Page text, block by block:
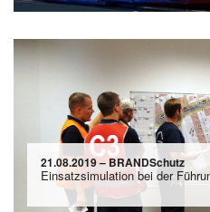
21.08.2019 – BRANDSchutz
Einsatzsimulation bei der